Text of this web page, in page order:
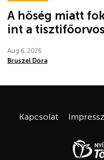
A hőség miatt
int a tisztifőorvos
Aug 6, 2026
Bruszel Dóra
Kapcsolat